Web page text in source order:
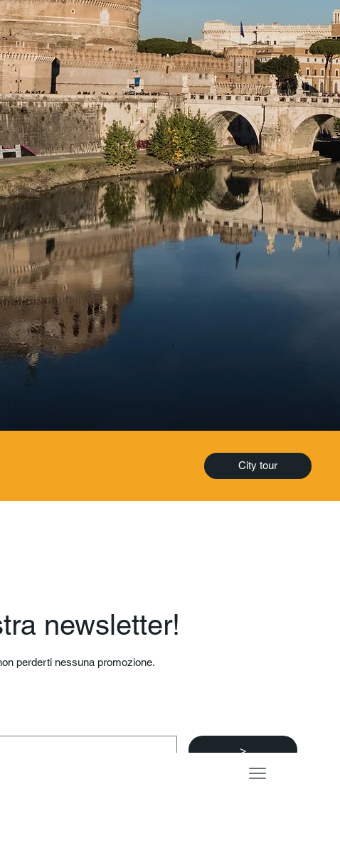
City tour
newsletter!
perderti nessuna promozione.
>